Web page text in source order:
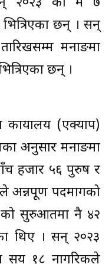
२०२३ को मे ७
छन् । सन्
मनाङमा
छन् ।
कार्यालय (एक्याप)
अनुसार मनाङमा
हजार ५६ पुरुष र
पदमार्गको
को सुरुआतमा नै ४२
थिए । सन् २०२३
सय १८ नागरिकले